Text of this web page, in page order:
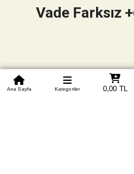
0850 305 09
Beden Tablosu Banka Hesapları
Ana Sayfa Kategoriler 0,00 TL
Vade Farksız